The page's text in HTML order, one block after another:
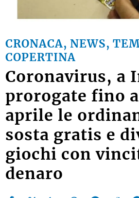
CRONACA, NEWS,
COPERTINA
Coronavirus, a
prorogate fino
aprile le
sosta gratis e
giochi con
denaro